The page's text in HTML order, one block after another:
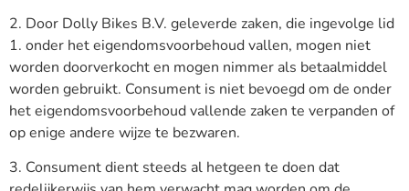
2. Door Dolly Bikes B.V. geleverde zaken, die ingevolge lid
1. onder het eigendomsvoorbehoud vallen, mogen niet
worden doorverkocht en mogen nimmer als betaalmiddel
worden gebruikt. Consument is niet bevoegd om de onder
het eigendomsvoorbehoud vallende zaken te verpanden of
op enige andere wijze te bezwaren.
3. Consument dient steeds al hetgeen te doen dat